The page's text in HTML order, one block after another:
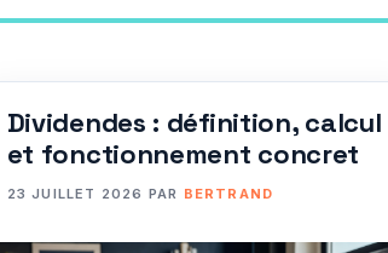
Dividendes : définition, calcul
et fonctionnement concret
23 JUILLET 2026 PAR BERTRAND